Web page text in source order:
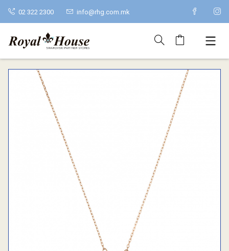
02 322 2300 info@rhg.com.mk